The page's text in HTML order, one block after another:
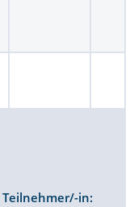
Teilnehmer/-in: